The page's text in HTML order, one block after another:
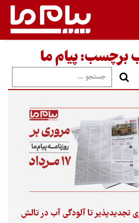
برچسب:پیام ما
تجدیدپذیر تا آلودگی آب در تالش